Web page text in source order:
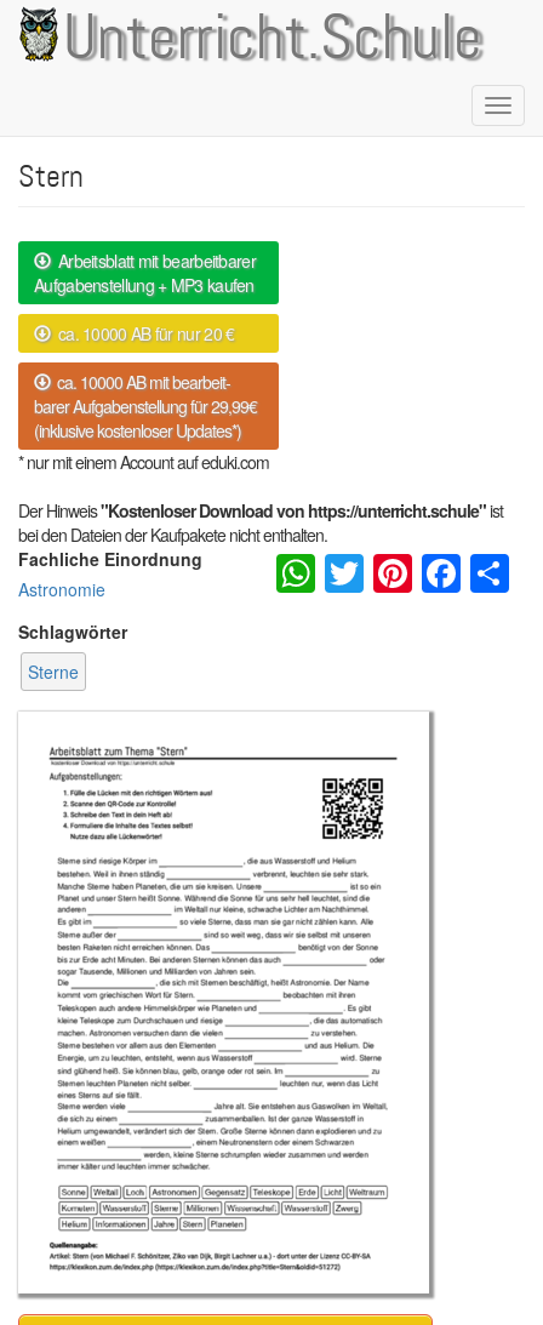
Direkt
zum
Inhalt
Unterricht.Schule
Stern
Arbeitsblatt mit bearbeitbarer
Aufgabenstellung + MP3 kaufen
ca. 10000 AB für nur 20 €
ca. 10000 AB mit bearbeit-
barer Aufgabenstellung für 29,99€
(inklusive kostenloser Updates*)
* nur mit einem Account auf eduki.com
Der Hinweis"Kostenloser Download von https://unterricht.schule"ist
bei den Dateien der Kaufpakete nicht enthalten.
Fachliche Einordnung
Astronomie
Schlagwörter
Sterne
WhatsApp
Twitter